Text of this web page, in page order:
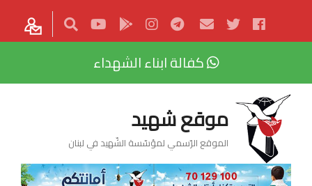
كفالة ابناء الشهداء
موقع شهيد
الموقع الرّسمي لمؤسّسة الشّهيد في لبنان